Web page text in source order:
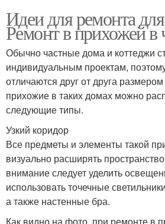
Идеи для ремонта
Ремонт в прихожей в
Обычно частные дома и коттеджи
индивидуальным проектам,
отличаются друг от друга
прихожие в таких домах можно
следующие типы.
Узкий коридор
Все предметы и элементы такой
визуально расширять
внимание следует уделить
использовать точечные
а также настенные бра.
Как видно на фото, при ремонте в